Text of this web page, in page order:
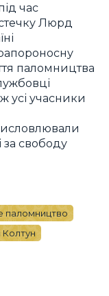
час
Люрд
паломництва
усі учасники
за свободу
паломництво
Колтун